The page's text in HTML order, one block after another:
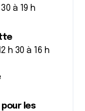
à 19 h
h 30 à 16 h
pour les